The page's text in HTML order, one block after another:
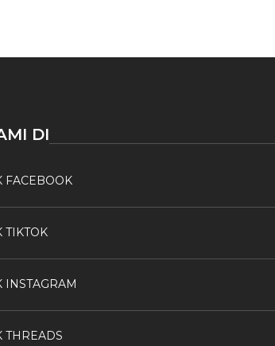
DI
FACEBOOK
TIKTOK
INSTAGRAM
THREADS